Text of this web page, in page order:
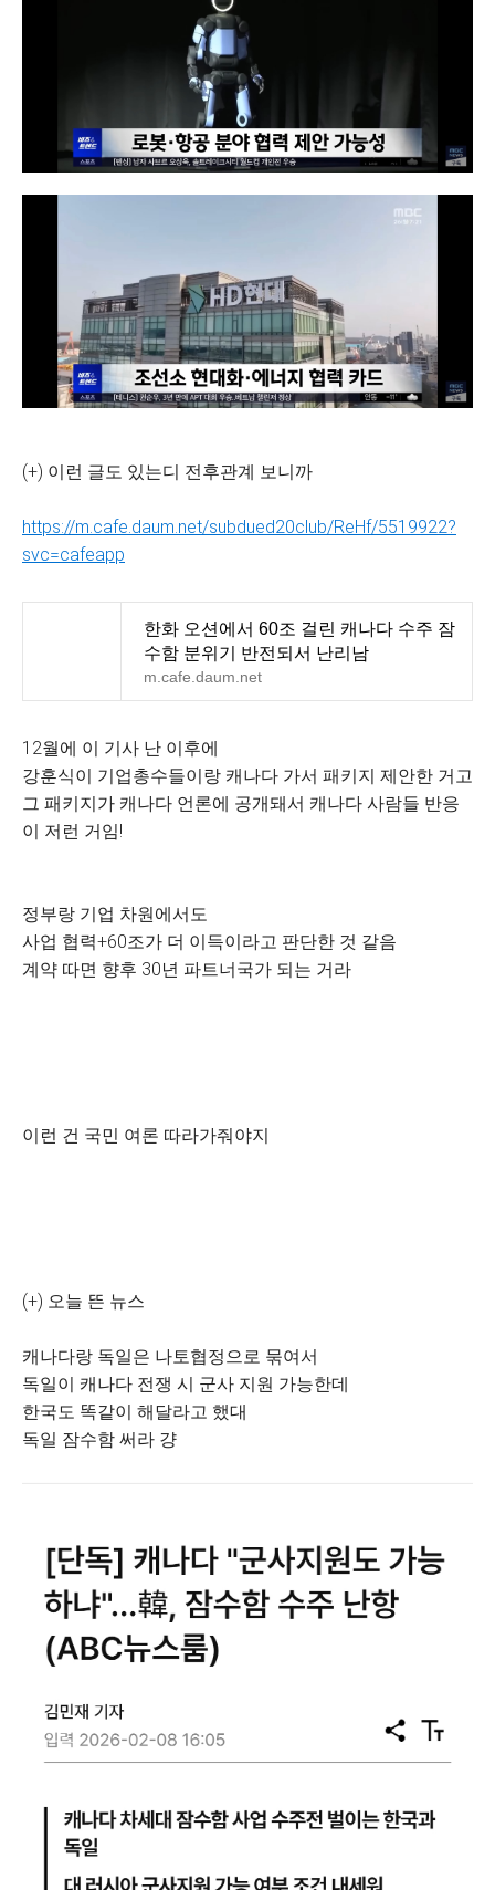
(+) 이런 글도 있는디 전후관계 보니까
https://m.cafe.daum.net/subdued20club/ReHf/5519922?
svc=cafeapp
한화 오션에서 60조 걸린 캐나다 수주 잠
수함 분위기 반전되서 난리남
m.cafe.daum.net
12월에 이 기사 난 이후에
강훈식이 기업총수들이랑 캐나다 가서 패키지 제안한 거고
그 패키지가 캐나다 언론에 공개돼서 캐나다 사람들 반응
이 저런 거임!
정부랑 기업 차원에서도
사업 협력+60조가 더 이득이라고 판단한 것 같음
계약 따면 향후 30년 파트너국가 되는 거라
이런 건 국민 여론 따라가줘야지
(+) 오늘 뜬 뉴스
캐나다랑 독일은 나토협정으로 묶여서
독일이 캐나다 전쟁 시 군사 지원 가능한데
한국도 똑같이 해달라고 했대
독일 잠수함 써라 걍